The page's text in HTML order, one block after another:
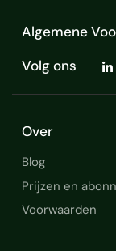
Algemene
Volg ons
Over
Blog
Prijzen en
Voorwaarden